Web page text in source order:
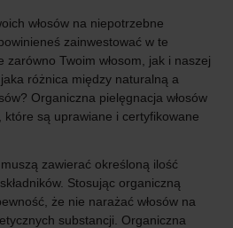
włosów na niepotrzebne
zainwestować w te
Twoim włosom, jak i naszej
różnica między naturalną a
Organiczna pielęgnacja włosów
które są uprawiane i certyfikowane
zawierać określoną ilość
Stosując organiczną
że nie narażać włosów na
substancji. Organiczna